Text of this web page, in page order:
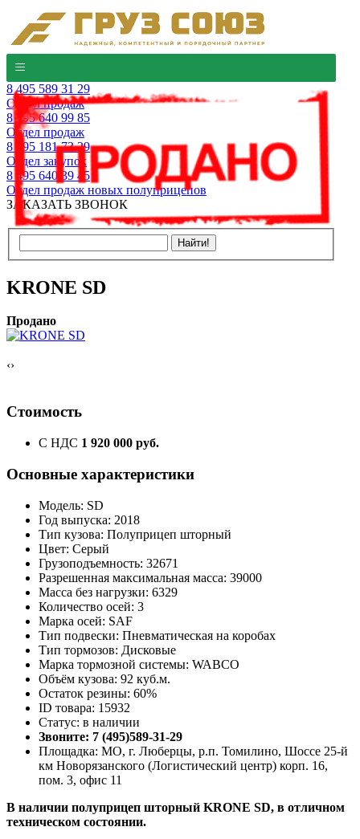
8 495 589 31 29
Отдел продаж
8 495 640 99 85
Отдел продаж
8 495 181 73 29
Отдел закупок
8 495 640 39 45
Отдел продаж новых полуприцепов
ЗАКАЗАТЬ ЗВОНОК
KRONE SD
Продано
‹›
Стоимость
С НДС 1 920 000 руб.
Основные характеристики
Модель: SD
Год выпуска: 2018
Тип кузова: Полуприцеп шторный
Цвет: Серый
Грузоподъемность: 32671
Разрешенная максимальная масса: 39000
Масса без нагрузки: 6329
Количество осей: 3
Марка осей: SAF
Тип подвески: Пневматическая на коробах
Тип тормозов: Дисковые
Марка тормозной системы: WABCO
Объём кузова: 92 куб.м.
Остаток резины: 60%
ID товара: 15932
Статус: в наличии
Звоните: 7 (495)589-31-29
Площадка: МО, г. Люберцы, р.п. Томилино, Шоссе 25-й
км Новорязанского (Логистический центр) корп. 16,
пом. 3, офис 11
В наличии полуприцеп шторный KRONE SD, в отличном
техническом состоянии.